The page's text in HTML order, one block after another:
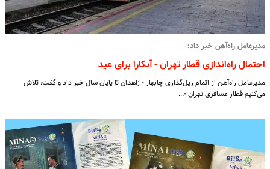
مدیرعامل راه‌آهن خبر داد:
احتمال راه‌اندازی قطار تهران - آنکارا برای عید
مدیرعامل راه‌آهن از اتمام ریل‌گذاری چابهار - زاهدان تا پایان سال خبر داد و گفت: تلاش
می‌کنیم قطار مسافری تهران -…